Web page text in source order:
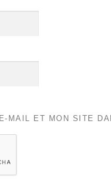
MAIL ET MON SITE